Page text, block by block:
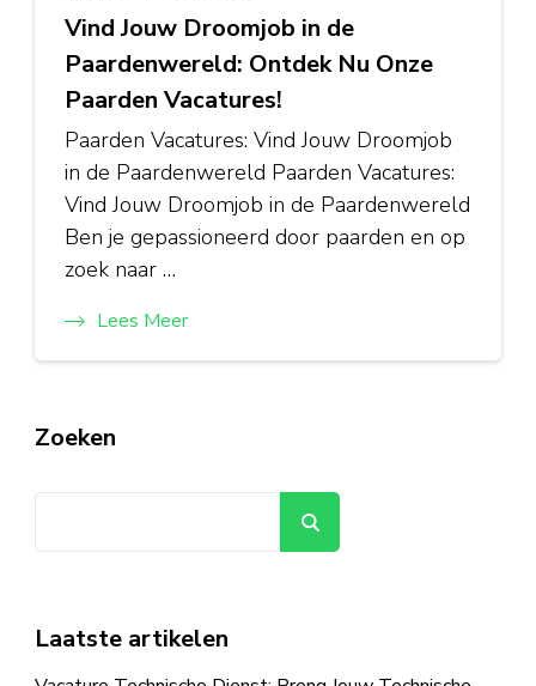
Vind Jouw Droomjob in de
Paardenwereld: Ontdek Nu Onze
Paarden Vacatures!
Paarden Vacatures: Vind Jouw Droomjob
in de Paardenwereld Paarden Vacatures:
Vind Jouw Droomjob in de Paardenwereld
Ben je gepassioneerd door paarden en op
zoek naar …
Lees Meer
Zoeken
Laatste artikelen